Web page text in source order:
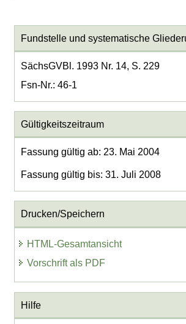
Fundstelle und systematische
SächsGVBl. 1993 Nr. 14, S. 229
Fsn-Nr.: 46-1
Gültigkeitszeitraum
Fassung gültig ab: 23. Mai 2004
Fassung gültig bis: 31. Juli 2008
Drucken/Speichern
HTML-Gesamtansicht
Vorschrift als PDF
Hilfe